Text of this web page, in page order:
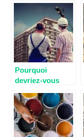
Pourquoi
devriez-vous
architecte pour
la construction
de votre
maison?